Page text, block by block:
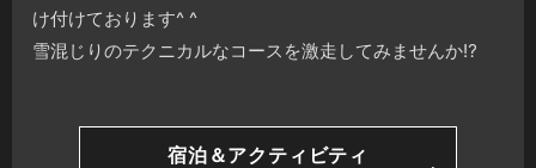
け付けております^ ^
雪混じりのテクニカルなコースを激走してみませんか⁉️
宿泊＆アクティビティ